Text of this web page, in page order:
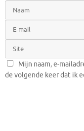
Mijn naam, e-
de volgende keer dat ik